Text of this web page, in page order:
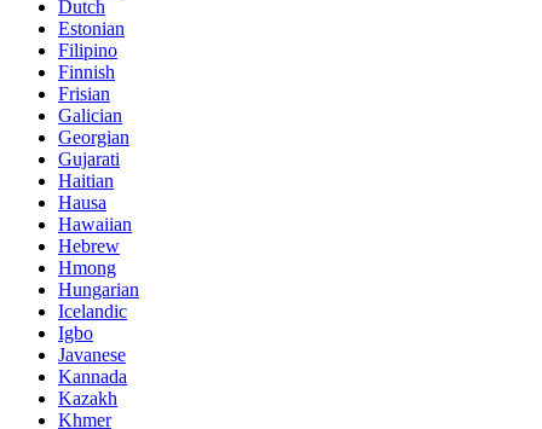
Dutch
Estonian
Filipino
Finnish
Frisian
Galician
Georgian
Gujarati
Haitian
Hausa
Hawaiian
Hebrew
Hmong
Hungarian
Icelandic
Igbo
Javanese
Kannada
Kazakh
Khmer